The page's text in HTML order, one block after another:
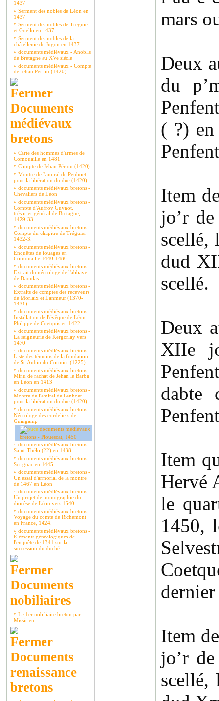
1437
¤ Serment des nobles de Léon en
1437
¤ Serment des nobles de Tréguier
et Goëllo en 1437
¤ Serment des nobles de la
châtellenie de Jugon en 1437
¤ documents médiévaux - Anoblis
de Bretagne au XVe siècle
¤ documents médiévaux - Compte
de Jehan Périou (1420).
Documents
médiévaux
bretons
¤ Carte des hommes d'armes de
Cornouaille en 1481
¤ Compte de Jehan Périou (1420).
¤ Montre de l'amiral de Penhoet
pour la libération du duc (1420)
¤ documents médiévaux bretons -
Chevaliers de Léon
¤ documents médiévaux bretons -
Compte d'Aufroy Guynot,
trésorier général de Bretagne,
1429-33
¤ documents médiévaux bretons -
Compte du chapitre de Tréguier
1432-3.
¤ documents médiévaux bretons -
Enquêtes de fouages en
Cornouaille 1440-1480
¤ documents médiévaux bretons -
Extrait du nécrologe de l'abbaye
de Daoulas
¤ documents médiévaux bretons -
Extraits de comptes des receveurs
de Morlaix et Lanmeur (1370-
1431).
¤ documents médiévaux bretons -
Installation de l'évêque de Léon
Philippe de Coetquis en 1422.
¤ documents médiévaux bretons -
La seigneurie de Kergorlay vers
1470
¤ documents médiévaux bretons -
Liste des témoins de la fondation
de St-Aubin du Cormier (1225)
¤ documents médiévaux bretons -
Minu de rachat de Jehan le Barbu
en Léon en 1413
¤ documents médiévaux bretons -
Montre de l'amiral de Penhoet
pour la libération du duc (1420)
¤ documents médiévaux bretons -
Nécrologe des cordeliers de
Guingamp
documents médiévaux
bretons - Plouescat, 1450
¤ documents médiévaux bretons -
Saint-Thélo (22) en 1438
¤ documents médiévaux bretons -
Scrignac en 1445
¤ documents médiévaux bretons -
Un essai d'armorial de la montre
de 1467 en Léon
¤ documents médiévaux bretons -
Un projet de monographie du
diocèse de Léon vers 1640
¤ documents médiévaux bretons -
Voyage du comte de Richemont
en France, 1424.
¤ documents médiévaux bretons -
Éléments généalogiques de
l'enquête de 1341 sur la
succession du duché
Documents
nobiliaires
¤ Le 1er nobiliaire breton par
Missirien
Documents
renaissance
bretons
mars
Deux
du
( ?) en
Item
jo’r
scellé,
dud
scellé.
Deux
XIIe
dabte
Item
Hervé
le
1450,
Item
jo’r
scellé,